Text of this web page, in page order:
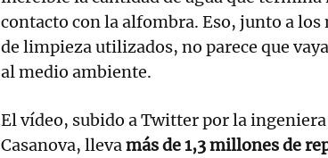
contacto con la alfombra. Eso, junto a
de limpieza utilizados, no parece que
al medio ambiente.
El vídeo, subido a Twitter por la
Casanova, llevamás de 1,3 millones de